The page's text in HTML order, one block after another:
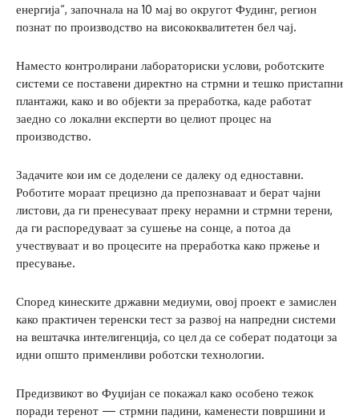
енергија“, започнала на 10 мај во округот Фудинг, регион
познат по производство на висококвалитетен бел чај.
Наместо контролирани лабораториски услови, роботските
системи се поставени директно на стрмни и тешко пристапни
плантажи, како и во објекти за преработка, каде работат
заедно со локални експерти во целиот процес на
производство.
Задачите кои им се доделени се далеку од едноставни.
Роботите мораат прецизно да препознаваат и берат чајни
листови, да ги пренесуваат преку нерамни и стрмни терени,
да ги распоредуваат за сушење на сонце, а потоа да
учествуваат и во процесите на преработка како пржење и
пресување.
Според кинеските државни медиуми, овој проект е замислен
како практичен теренски тест за развој на напредни системи
на вештачка интелигенција, со цел да се соберат податоци за
идни општо применливи роботски технологии.
Предизвикот во Фуџијан се покажал како особено тежок
поради теренот — стрмни падини, каменести површини и